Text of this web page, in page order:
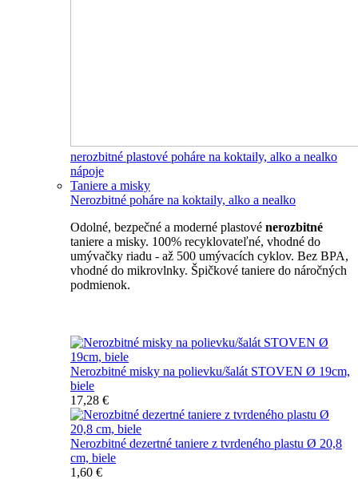
nerozbitné plastové poháre na koktaily, alko a nealko
nápoje
Taniere a misky
Nerozbitné poháre na koktaily, alko a nealko
Odolné, bezpečné a moderné plastové nerozbitné
taniere a misky. 100% recyklovateľné, vhodné do
umývačky riadu - až 500 umývacích cyklov. Bez BPA,
vhodné do mikrovlnky. Špičkové taniere do náročných
podmienok.
Nerozbitné misky na polievku/šalát STOVEN Ø 19cm,
biele
17,28 €
Nerozbitné dezertné taniere z tvrdeného plastu Ø 20,8
cm, biele
1,60 €